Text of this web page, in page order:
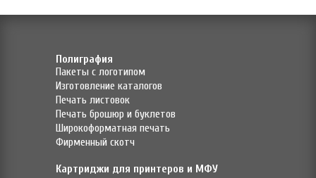
Полиграфия
Пакеты с логотипом
Изготовление каталогов
Печать листовок
Печать брошюр и буклетов
Широкоформатная печать
Фирменный скотч
Картриджи для принтеров и МФУ